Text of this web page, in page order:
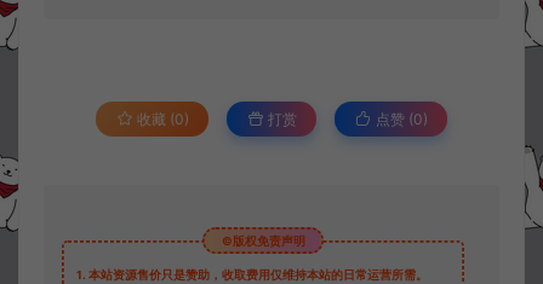
收藏 (0) 打赏 点赞 (0)
©版权免责声明
1. 本站资源售价只是赞助，收取费用仅维持本站的日常运营所需。